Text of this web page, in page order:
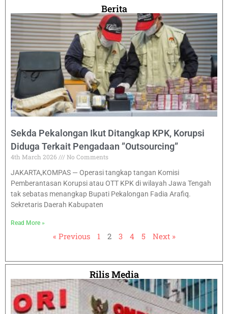
Berita
Sekda Pekalongan Ikut Ditangkap KPK, Korupsi
Diduga Terkait Pengadaan ”Outsourcing”
4th March 2026
No Comments
JAKARTA,KOMPAS — Operasi tangkap tangan Komisi
Pemberantasan Korupsi atau OTT KPK di wilayah Jawa Tengah
tak sebatas menangkap Bupati Pekalongan Fadia Arafiq.
Sekretaris Daerah Kabupaten
Read More »
« Previous 1 2 3 4 5 Next »
Rilis Media